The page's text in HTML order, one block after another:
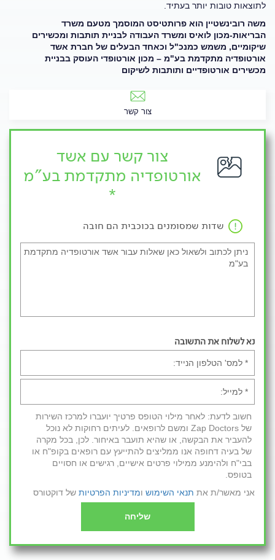
לתוצאות טובות יותר בעתיד.
משה רובינשטיין הוא פרותטיסט המוסמך מטעם משרד
הבריאות-מכון לואיס ומשרד העבודה לבניית תותבות ומכשירים
שיקומיים, משמש כמנכ"ל וכאחד הבעלים של חברת אשד
אורטופדיה מתקדמת בע"מ – מכון אורטופדי העוסק בבניית
מכשירים אורטופדיים ותותבות לשיקום
צור קשר
צור קשר עם אשד
אורטופדיה מתקדמת בע"מ
*
שדות שמסומנים בכוכבית הם חובה
נא לשלוח את התשובה
חשוב לדעת: לאחר מילוי הטופס פרטיך יועברו למרכז השירות
של Zap Doctors ומשם לרופאים. לעיתים רחוקות לא נוכל
להעביר את הבקשה, או שהיא תועבר באיחור. לכן, בכל מקרה
של בעיה דחופה אנו ממליצים להתייעץ עם רופאים בקופ"ח או
בבי"ח ולהימנע ממילוי פרטים אישיים, רגישים או חסויים
בטופס.
אני מאשר/ת את תנאי השימוש ומדיניות הפרטיות של דוקטורס
שליחה